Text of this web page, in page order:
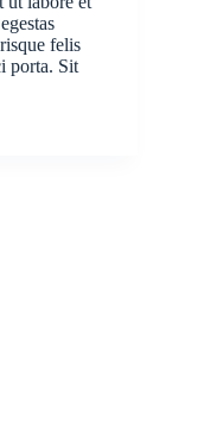
felis
porta. Sit